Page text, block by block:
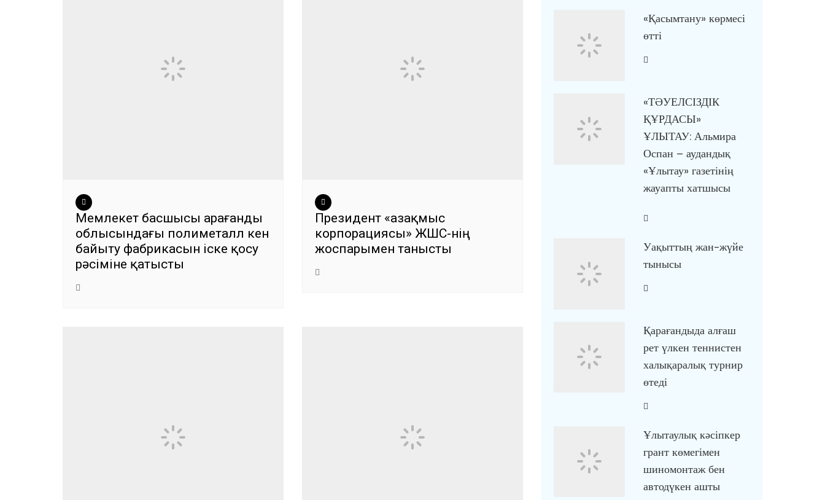
Мемлекет басшысы Қарағанды
облысындағы полиметалл кен
байыту фабрикасын іске қосу
рәсіміне қатысты
Президент «Қазақмыс
корпорациясы» ЖШС-нің
жоспарымен танысты
«Қасымтану» көрмесі
өтті
«ТӘУЕЛСІЗДІК
ҚҰРДАСЫ»
ҰЛЫТАУ: Альмира
Оспан – аудандық
«Ұлытау» газетінің
жауапты хатшысы
Уақыттың жан-жүйе
тынысы
Қарағандыда алғаш
рет үлкен теннистен
халықаралық турнир
өтеді
Ұлытаулық кәсіпкер
грант көмегімен
шиномонтаж бен
автодүкен ашты